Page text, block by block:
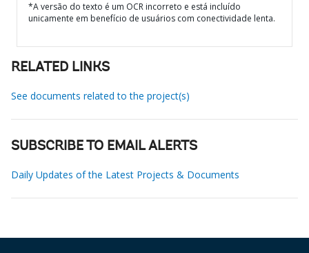
*A versão do texto é um OCR incorreto e está incluído
unicamente em benefício de usuários com conectividade lenta.
RELATED LINKS
See documents related to the project(s)
SUBSCRIBE TO EMAIL ALERTS
Daily Updates of the Latest Projects & Documents